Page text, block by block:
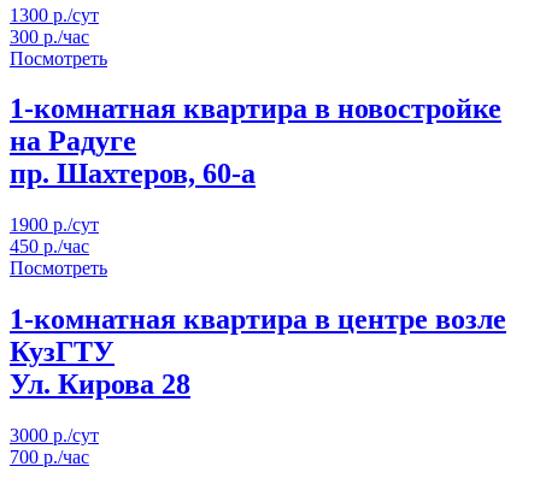
1300 р./сут
300 р./час
Посмотреть
1-комнатная квартира в новостройке
на Радуге
пр. Шахтеров, 60-а
1900 р./сут
450 р./час
Посмотреть
1-комнатная квартира в центре возле
КузГТУ
Ул. Кирова 28
3000 р./сут
700 р./час